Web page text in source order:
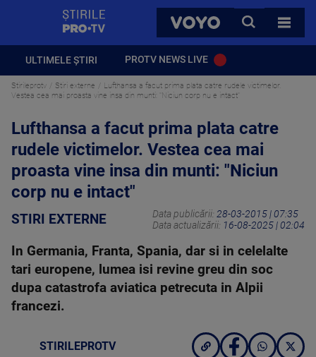
VOYO
CAUTA
TOATE
ULTIMELE ȘTIRI PROTV NEWS LIVE
Stirileprotv Stiri externe
Lufthansa a facut prima plata catre rudele victimelor.
Vestea cea mai proasta vine insa din munti: "Niciun corp nu e intact"
Lufthansa a facut prima plata catre
rudele victimelor. Vestea cea mai
proasta vine insa din munti: "Niciun
corp nu e intact"
STIRI EXTERNE Data publicării: 28-03-2015 | 07:35
Data actualizării: 16-08-2025 | 02:04
In Germania, Franta, Spania, dar si in celelalte
tari europene, lumea isi revine greu din soc
dupa catastrofa aviatica petrecuta in Alpii
francezi.
STIRILEPROTV